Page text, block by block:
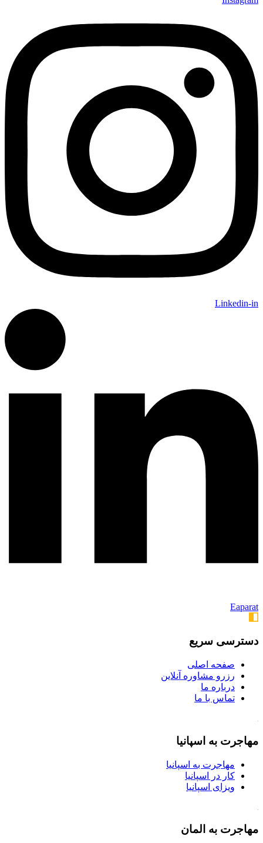
Linkedin-in
Eaparat
دسترسی سریع
صفحه اصلی
رزرو مشاوره آنلاین
درباره ما
تماس با ما
مهاجرت به اسپانیا
مهاجرت به اسپانیا
کار در اسپانیا
ویزای اسپانیا
مهاجرت به المان